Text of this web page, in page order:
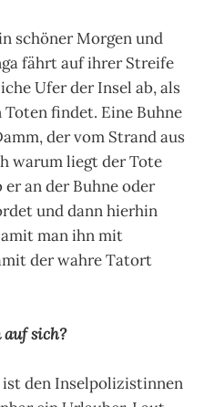
schöner Morgen und
fährt auf ihrer Streife
Ufer der Insel ab, als
Toten findet. Eine Buhne
der vom Strand aus
warum liegt der Tote
an der Buhne oder
und dann hierhin
man ihn mit
der wahre Tatort
auf sich?
ist den Inselpolizistinnen